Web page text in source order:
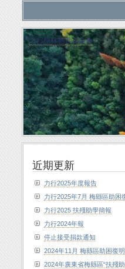
力行植林慈善基金會
近期更新
力行2025年度報告
力行2025年7月 梅縣區助困
力行2025 扶殘助學簡報
力行2024年報
停止接受捐款通知
2024年11月 梅縣區助困復
2024年廣東省梅縣區“扶殘